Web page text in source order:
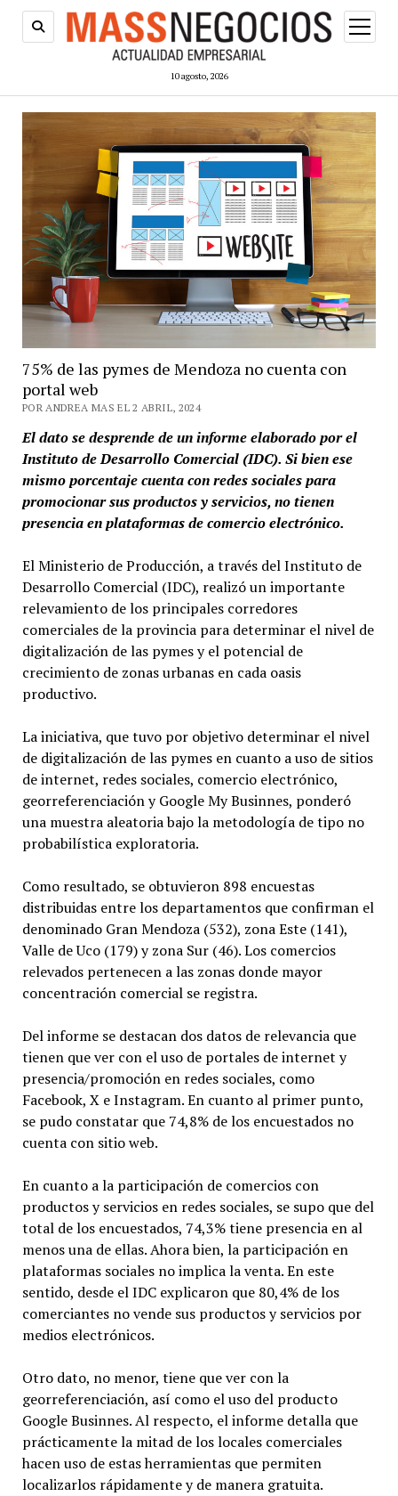
10 agosto, 2026
abrir
menú
75% de las pymes de Mendoza no cuenta con
portal web
POR ANDREA MAS EL 2 ABRIL, 2024
El dato se desprende de un informe elaborado por el
Instituto de Desarrollo Comercial (IDC). Si bien ese
mismo porcentaje cuenta con redes sociales para
promocionar sus productos y servicios, no tienen
presencia en plataformas de comercio electrónico.
El Ministerio de Producción, a través del Instituto de
Desarrollo Comercial (IDC), realizó un importante
relevamiento de los principales corredores
comerciales de la provincia para determinar el nivel de
digitalización de las pymes y el potencial de
crecimiento de zonas urbanas en cada oasis
productivo.
La iniciativa, que tuvo por objetivo determinar el nivel
de digitalización de las pymes en cuanto a uso de sitios
de internet, redes sociales, comercio electrónico,
georreferenciación y Google My Businnes, ponderó
una muestra aleatoria bajo la metodología de tipo no
probabilística exploratoria.
Como resultado, se obtuvieron 898 encuestas
distribuidas entre los departamentos que confirman el
denominado Gran Mendoza (532), zona Este (141),
Valle de Uco (179) y zona Sur (46). Los comercios
relevados pertenecen a las zonas donde mayor
concentración comercial se registra.
Del informe se destacan dos datos de relevancia que
tienen que ver con el uso de portales de internet y
presencia/promoción en redes sociales, como
Facebook, X e Instagram. En cuanto al primer punto,
se pudo constatar que 74,8% de los encuestados no
cuenta con sitio web.
En cuanto a la participación de comercios con
productos y servicios en redes sociales, se supo que del
total de los encuestados, 74,3% tiene presencia en al
menos una de ellas. Ahora bien, la participación en
plataformas sociales no implica la venta. En este
sentido, desde el IDC explicaron que 80,4% de los
comerciantes no vende sus productos y servicios por
medios electrónicos.
Otro dato, no menor, tiene que ver con la
georreferenciación, así como el uso del producto
Google Businnes. Al respecto, el informe detalla que
prácticamente la mitad de los locales comerciales
hacen uso de estas herramientas que permiten
localizarlos rápidamente y de manera gratuita.